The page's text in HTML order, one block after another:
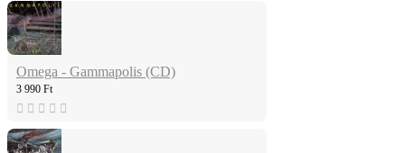
Omega - Gammapolis (CD)
3 990 Ft